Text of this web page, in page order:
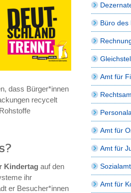
dass Bürger*innen
recycelt
Kindertag auf den
ihr
er Besucher*innen
Büro des
Amt für
Amt für
Amt für
Sozialamt
Amt für